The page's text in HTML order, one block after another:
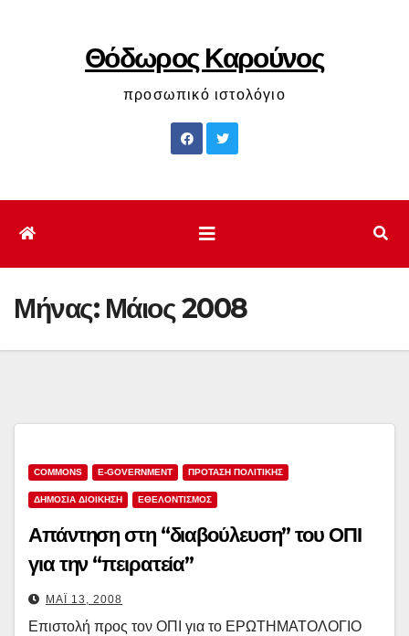
Θόδωρος Καρούνος
προσωπικό ιστολόγιο
Μήνας: Μάιος 2008
COMMONS E-GOVERNMENT ΠΡΟΤΑΣΗ ΠΟΛΙΤΙΚΗΣ
ΔΗΜΌΣΙΑ ΔΙΟΊΚΗΣΗ ΕΘΕΛΟΝΤΙΣΜΟΣ
Απάντηση στη “διαβούλευση” του ΟΠΙ
για την “πειρατεία”
ΜΆΙ 13, 2008
Επιστολή προς τον ΟΠΙ για το ΕΡΩΤΗΜΑΤΟΛΟΓΙΟ